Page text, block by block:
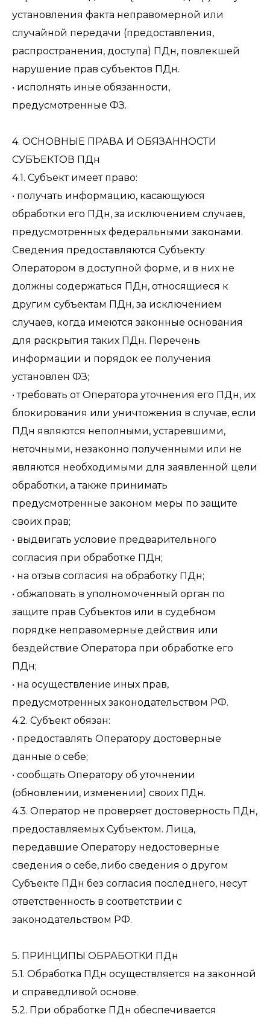
установления факта неправомерной или
случайной передачи (предоставления,
распространения, доступа) ПДн, повлекшей
нарушение прав субъектов ПДн.
• исполнять иные обязанности,
предусмотренные ФЗ.
4. ОСНОВНЫЕ ПРАВА И ОБЯЗАННОСТИ
СУБЪЕКТОВ ПДн
4.1. Субъект имеет право:
• получать информацию, касающуюся
обработки его ПДн, за исключением случаев,
предусмотренных федеральными законами.
Сведения предоставляются Субъекту
Оператором в доступной форме, и в них не
должны содержаться ПДн, относящиеся к
другим субъектам ПДн, за исключением
случаев, когда имеются законные основания
для раскрытия таких ПДн. Перечень
информации и порядок ее получения
установлен ФЗ;
• требовать от Оператора уточнения его ПДн, их
блокирования или уничтожения в случае, если
ПДн являются неполными, устаревшими,
неточными, незаконно полученными или не
являются необходимыми для заявленной цели
обработки, а также принимать
предусмотренные законом меры по защите
своих прав;
• выдвигать условие предварительного
согласия при обработке ПДн;
• на отзыв согласия на обработку ПДн;
• обжаловать в уполномоченный орган по
защите прав Субъектов или в судебном
порядке неправомерные действия или
бездействие Оператора при обработке его
ПДн;
• на осуществление иных прав,
предусмотренных законодательством РФ.
4.2. Субъект обязан:
• предоставлять Оператору достоверные
данные о себе;
• сообщать Оператору об уточнении
(обновлении, изменении) своих ПДн.
4.3. Оператор не проверяет достоверность ПДн,
предоставляемых Субъектом. Лица,
передавшие Оператору недостоверные
сведения о себе, либо сведения о другом
Субъекте ПДн без согласия последнего, несут
ответственность в соответствии с
законодательством РФ.
5. ПРИНЦИПЫ ОБРАБОТКИ ПДн
5.1. Обработка ПДн осуществляется на законной
и справедливой основе.
5.2. При обработке ПДн обеспечивается